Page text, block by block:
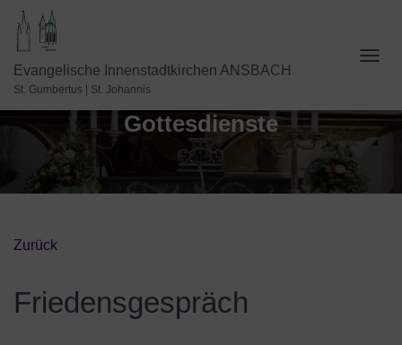
Evangelische Innenstadtkirchen ANSBACH
St. Gumbertus | St. Johannis
I
G
Gottesdienste
Zurück
Friedensgespräch